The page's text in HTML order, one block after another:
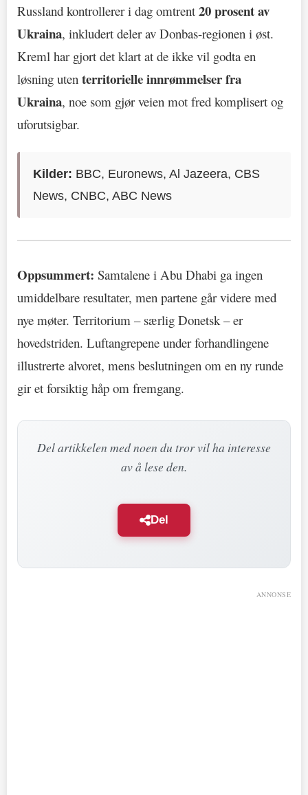
Russland kontrollerer i dag omtrent 20 prosent av
Ukraina, inkludert deler av Donbas-regionen i øst.
Kreml har gjort det klart at de ikke vil godta en
løsning uten territorielle innrømmelser fra
Ukraina, noe som gjør veien mot fred komplisert og
uforutsigbar.
Kilder: BBC, Euronews, Al Jazeera, CBS
News, CNBC, ABC News
Oppsummert: Samtalene i Abu Dhabi ga ingen
umiddelbare resultater, men partene går videre med
nye møter. Territorium – særlig Donetsk – er
hovedstriden. Luftangrepene under forhandlingene
illustrerte alvoret, mens beslutningen om en ny runde
gir et forsiktig håp om fremgang.
Del artikkelen med noen du tror vil ha interesse
av å lese den.
Del
ANNONSE